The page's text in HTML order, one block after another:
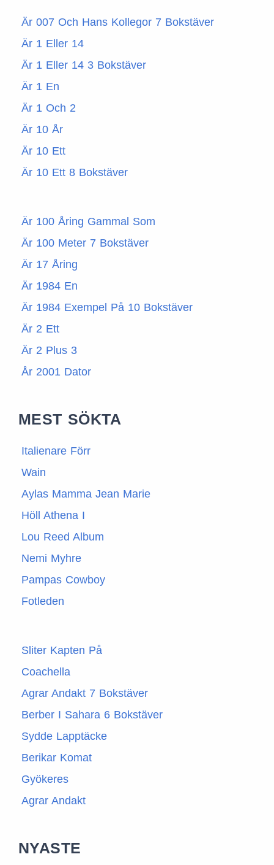
Är 007 Och Hans Kollegor 7 Bokstäver
Är 1 Eller 14
Är 1 Eller 14 3 Bokstäver
Är 1 En
Är 1 Och 2
Är 10 År
Är 10 Ett
Är 10 Ett 8 Bokstäver
Är 100 Åring Gammal Som
Är 100 Meter 7 Bokstäver
Är 17 Åring
Är 1984 En
Är 1984 Exempel På 10 Bokstäver
Är 2 Ett
Är 2 Plus 3
År 2001 Dator
MEST SÖKTA
Italienare Förr
Wain
Aylas Mamma Jean Marie
Höll Athena I
Lou Reed Album
Nemi Myhre
Pampas Cowboy
Fotleden
Sliter Kapten På
Coachella
Agrar Andakt 7 Bokstäver
Berber I Sahara 6 Bokstäver
Sydde Lapptäcke
Berikar Komat
Gyökeres
Agrar Andakt
NYASTE